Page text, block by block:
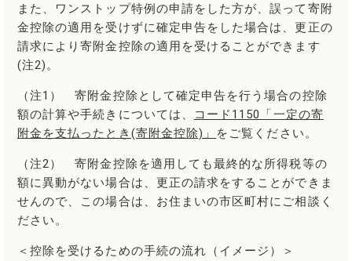
また、ワンストップ特例の申請をした方が、誤って寄附
金控除の適用を受けずに確定申告をした場合は、更正の
請求により寄附金控除の適用を受けることができます
(注2)。
（注1） 寄附金控除として確定申告を行う場合の控除
額の計算や手続きについては、
コード1150「一定の寄
附金を支払ったとき(寄附金控除)」
をご覧ください。
（注2） 寄附金控除を適用しても最終的な所得税等の
額に異動がない場合は、更正の請求をすることができま
せんので、この場合は、お住まいの市区町村にご相談く
ださい。
＜控除を受けるための手続の流れ（イメージ）＞